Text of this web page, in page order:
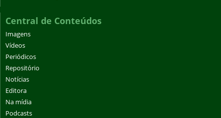
Central de Conteúdos
Imagens
Vídeos
Periódicos
Repositório
Notícias
Editora
Na mídia
Podcasts